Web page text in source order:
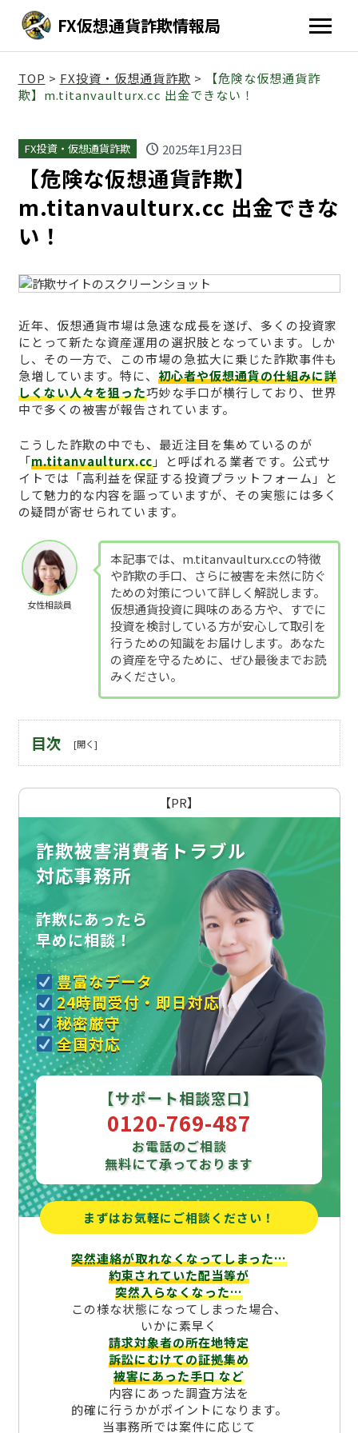
FX仮想通貨詐欺情報局
TOP > FX投資・仮想通貨詐欺 >
【危険な仮想通貨詐
欺】m.titanvaulturx.cc 出金できない！
FX投資・仮想通貨詐欺 schedule 2025年1月23日
【危険な仮想通貨詐欺】
m.titanvaulturx.cc 出金できな
い！
近年、仮想通貨市場は急速な成長を遂げ、多くの投資家
にとって新たな資産運用の選択肢となっています。しか
し、その一方で、この市場の急拡大に乗じた詐欺事件も
急増しています。特に、 初心者や仮想通貨の仕組みに詳
しくない人々を狙った巧妙な手口が横行しており、世界
中で多くの被害が報告されています。
こうした詐欺の中でも、最近注目を集めているのが
「m.titanvaulturx.cc」と呼ばれる業者です。公式サ
イトでは「高利益を保証する投資プラットフォーム」と
して魅力的な内容を謳っていますが、その実態には多く
の疑問が寄せられています。
女性相談員
本記事では、m.titanvaulturx.ccの特徴
や詐欺の手口、さらに被害を未然に防ぐ
ための対策について詳しく解説します。
仮想通貨投資に興味のある方や、すでに
投資を検討している方が安心して取引を
行うための知識をお届けします。あなた
の資産を守るために、ぜひ最後までお読
みください。
目次
【PR】
詐欺被害消費者トラブル
対応事務所
詐欺にあったら
早めに相談！
豊富なデータ
24時間受付・即日対応
秘密厳守
全国対応
【サポート相談窓口】
0120-769-487
お電話のご相談
無料にて承っております
まずはお気軽にご相談ください！
突然連絡が取れなくなってしまった…
約束されていた配当等が
突然入らなくなった…
この様な状態になってしまった場合、
いかに素早く
請求対象者の所在地特定
訴訟にむけての証拠集め
被害にあった手口など
内容にあった調査方法を
的確に行うかがポイントになります。
当事務所では案件に応じて